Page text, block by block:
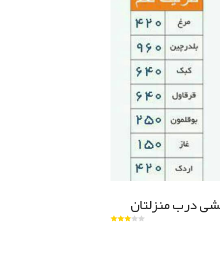
درب منزلتان